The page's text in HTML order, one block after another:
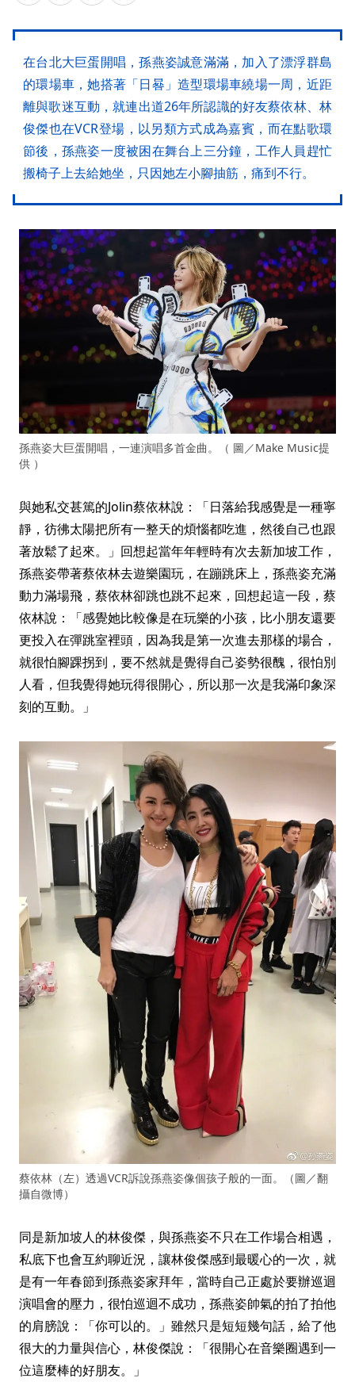
在台北大巨蛋開唱，孫燕姿誠意滿滿，加入了漂浮群島
的環場車，她搭著「日晷」造型環場車繞場一周，近距
離與歌迷互動，就連出道26年所認識的好友蔡依林、林
俊傑也在VCR登場，以另類方式成為嘉賓，而在點歌環
節後，孫燕姿一度被困在舞台上三分鐘，工作人員趕忙
搬椅子上去給她坐，只因她左小腳抽筋，痛到不行。
孫燕姿大巨蛋開唱，一連演唱多首金曲。（ 圖／Make Music提
供 ）
與她私交甚篤的Jolin蔡依林說：「日落給我感覺是一種寧
靜，彷彿太陽把所有一整天的煩惱都吃進，然後自己也跟
著放鬆了起來。」回想起當年年輕時有次去新加坡工作，
孫燕姿帶著蔡依林去遊樂園玩，在蹦跳床上，孫燕姿充滿
動力滿場飛，蔡依林卻跳也跳不起來，回想起這一段，蔡
依林說：「感覺她比較像是在玩樂的小孩，比小朋友還要
更投入在彈跳室裡頭，因為我是第一次進去那樣的場合，
就很怕腳踝拐到，要不然就是覺得自己姿勢很醜，很怕別
人看，但我覺得她玩得很開心，所以那一次是我滿印象深
刻的互動。」
蔡依林（左）透過VCR訴說孫燕姿像個孩子般的一面。（圖／翻
攝自微博）
同是新加坡人的林俊傑，與孫燕姿不只在工作場合相遇，
私底下也會互約聊近況，讓林俊傑感到最暖心的一次，就
是有一年春節到孫燕姿家拜年，當時自己正處於要辦巡迴
演唱會的壓力，很怕巡迴不成功，孫燕姿帥氣的拍了拍他
的肩膀說：「你可以的。」雖然只是短短幾句話，給了他
很大的力量與信心，林俊傑說：「很開心在音樂圈遇到一
位這麼棒的好朋友。」